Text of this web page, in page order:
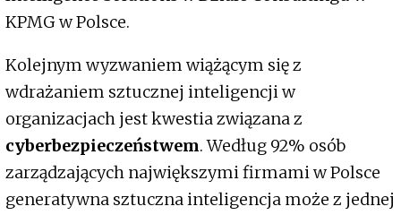
KPMG w Polsce.
Kolejnym wyzwaniem wiążącym się z
wdrażaniem sztucznej inteligencji w
organizacjach jest kwestia związana z
cyberbezpieczeństwem. Według 92% osób
zarządzających największymi firmami w Polsce
generatywna sztuczna inteligencja może z jednej